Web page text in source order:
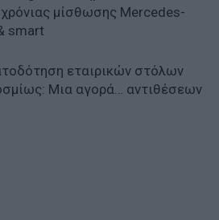
μίσθωσης Mercedes-
smart
εταιρικών στόλων
Μια αγορά… αντιθέσεων